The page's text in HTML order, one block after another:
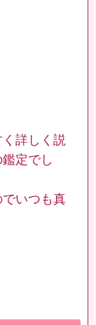
詳しく説
定でし
いつも真